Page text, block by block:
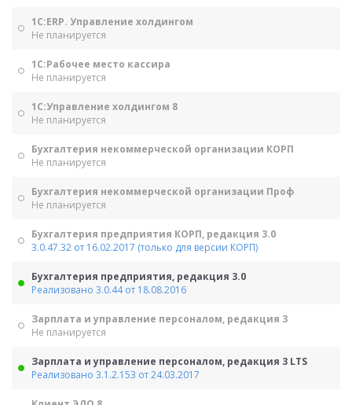
1С:ERP. Управление холдингом
Не планируется
1С:Рабочее место кассира
Не планируется
1С:Управление холдингом 8
Не планируется
Бухгалтерия некоммерческой организации КОРП
Не планируется
Бухгалтерия некоммерческой организации Проф
Не планируется
Бухгалтерия предприятия КОРП, редакция 3.0
3.0.47.32 от 16.02.2017 (только для версии КОРП)
Бухгалтерия предприятия, редакция 3.0
Реализовано 3.0.44 от 18.08.2016
Зарплата и управление персоналом, редакция 3
Не планируется
Зарплата и управление персоналом, редакция 3 LTS
Реализовано 3.1.2.153 от 24.03.2017